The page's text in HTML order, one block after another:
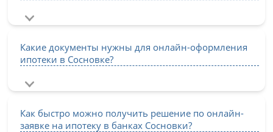
Какие документы нужны для онлайн-оформления
ипотеки в Сосновке?
Как быстро можно получить решение по онлайн-
заявке на ипотеку в банках Сосновки?